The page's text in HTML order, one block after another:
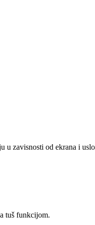
u zavisnosti od ekrana i
tuš funkcijom.